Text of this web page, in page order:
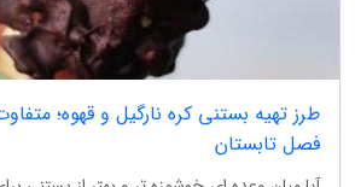
طرز تهیه بستنی کره نارگیل و قهوه؛
فصل تابستان